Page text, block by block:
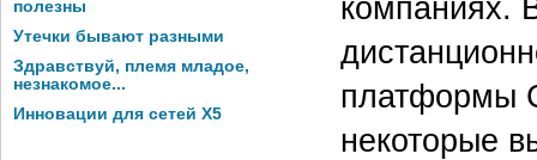
полезны
Утечки бывают разными
Здравствуй, племя младое,
незнакомое...
Инновации для сетей X5
компаниях.
платформы
некоторые